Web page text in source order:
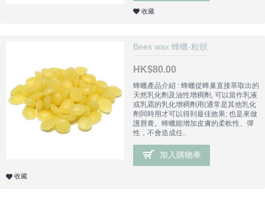
收藏
Bees wax 蜂蠟-粒狀
HK$80.00
蜂蠟產品介紹 : 蜂蠟從蜂巢直接萃取出的
天然乳化劑及油性增稠劑, 可以當作乳液
或乳霜的乳化增稠劑用(通常是其他乳化
劑同時用才可以得到最佳效果; 也是來做
護唇膏。蜂蠟能增加皮膚的柔軟性、彈
性，不會造成任..
加入購物車
收藏